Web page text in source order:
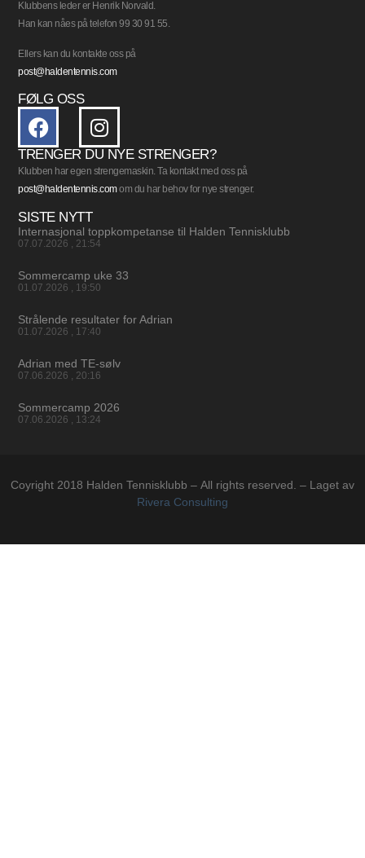
Klubbens leder er Henrik Norvald.
Han kan nåes på telefon 99 30 91 55.
Ellers kan du kontakte oss på
post@haldentennis.com
FØLG OSS
TRENGER DU NYE STRENGER?
Klubben har egen strengemaskin. Ta kontakt med oss på
post@haldentennis.comom du har behov for nye strenger.
SISTE NYTT
Internasjonal toppkompetanse til Halden Tennisklubb
07.07.2026 21:54
Sommercamp uke 33
01.07.2026 19:50
Strålende resultater for Adrian
01.07.2026 17:40
Adrian med TE-sølv
07.06.2026 20:16
Sommercamp 2026
07.06.2026 13:24
Coyright 2018 Halden Tennisklubb – All rights reserved. – Laget av
Rivera Consulting